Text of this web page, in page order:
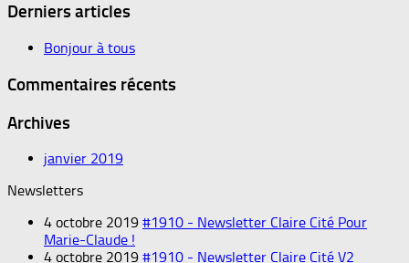
Derniers articles
Bonjour à tous
Commentaires récents
Archives
janvier 2019
Newsletters
4 octobre 2019 #1910 - Newsletter Claire Cité Pour
Marie-Claude !
4 octobre 2019 #1910 - Newsletter Claire Cité V2